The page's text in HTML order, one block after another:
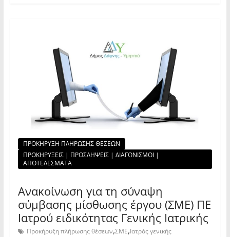
ΠΡΟΚΗΡΥΞΗ ΠΛΗΡΩΣΗΣ ΘΕΣΕΩΝ
ΠΡΟΚΗΡΥΞΕΙΣ | ΠΡΟΣΛΗΨΕΙΣ | ΔΙΑΓΩΝΙΣΜΟΙ |
ΑΠΟΤΕΛΕΣΜΑΤΑ
Ανακοίνωση για τη σύναψη
σύμβασης μίσθωσης έργου (ΣΜΕ) ΠΕ
Ιατρού ειδικότητας Γενικής Ιατρικής
Προκήρυξη πλήρωσης θέσεων,ΣΜΕ,Ιατρός γενικής